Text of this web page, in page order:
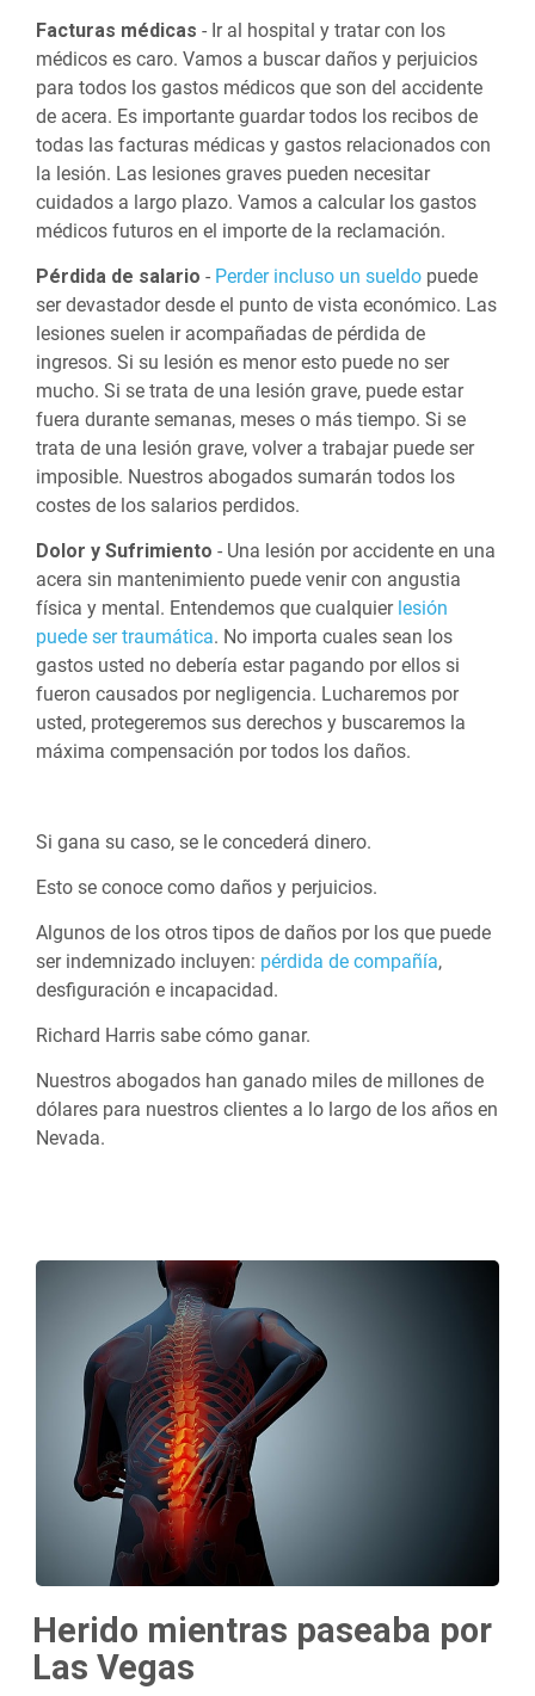
Facturas médicas - Ir al hospital y tratar con los
médicos es caro. Vamos a buscar daños y perjuicios
para todos los gastos médicos que son del accidente
de acera. Es importante guardar todos los recibos de
todas las facturas médicas y gastos relacionados con
la lesión. Las lesiones graves pueden necesitar
cuidados a largo plazo. Vamos a calcular los gastos
médicos futuros en el importe de la reclamación.
Pérdida de salario - Perder incluso un sueldo puede
ser devastador desde el punto de vista económico. Las
lesiones suelen ir acompañadas de pérdida de
ingresos. Si su lesión es menor esto puede no ser
mucho. Si se trata de una lesión grave, puede estar
fuera durante semanas, meses o más tiempo. Si se
trata de una lesión grave, volver a trabajar puede ser
imposible. Nuestros abogados sumarán todos los
costes de los salarios perdidos.
Dolor y Sufrimiento - Una lesión por accidente en una
acera sin mantenimiento puede venir con angustia
física y mental. Entendemos que cualquier lesión
puede ser traumática. No importa cuales sean los
gastos usted no debería estar pagando por ellos si
fueron causados por negligencia. Lucharemos por
usted, protegeremos sus derechos y buscaremos la
máxima compensación por todos los daños.
Si gana su caso, se le concederá dinero.
Esto se conoce como daños y perjuicios.
Algunos de los otros tipos de daños por los que puede
ser indemnizado incluyen: pérdida de compañía,
desfiguración e incapacidad.
Richard Harris sabe cómo ganar.
Nuestros abogados han ganado miles de millones de
dólares para nuestros clientes a lo largo de los años en
Nevada.
Herido mientras paseaba por
Las Vegas